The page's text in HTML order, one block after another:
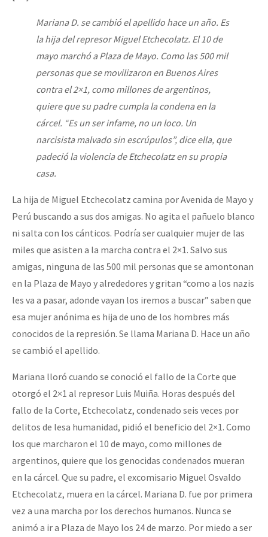
La Sexta
AutonomÍa y Resistencia
Migración
Presos
ETIQUETAS
MULTIMEDIA
Fotorreportaje
Video
Otras secciones
Semillero Guerra contra la Humanidad. (Las poblaciones y
Libros para descargar
Medios Libres
Eventos
Contacto
Dia 1: Encontro “Guerra contra a Humanidade”
[CDMX – 20 julio] Jornadas globales por la libertad de Jesús
“Sonhando a Terra do Bem Virá” se publica no Estado Espanhol
Se o México sabe, que o mundo saiba! Nossas lutas pela
[25 abr – CDMX] Tokín por el CNI: 30 años de Resistencia y
Mariana D. se cambió el apellido hace un año. Es
la hija del represor Miguel Etchecolatz. El 10 de
mayo marchó a Plaza de Mayo. Como las 500 mil
personas que se movilizaron en Buenos Aires
contra el 2×1, como millones de argentinos,
quiere que su padre cumpla la condena en la
cárcel. “Es un ser infame, no un loco. Un
narcisista malvado sin escrúpulos”, dice ella, que
padeció la violencia de Etchecolatz en su propia
casa.
La hija de Miguel Etchecolatz camina por Avenida de Mayo y
Perú buscando a sus dos amigas. No agita el pañuelo blanco
ni salta con los cánticos. Podría ser cualquier mujer de las
miles que asisten a la marcha contra el 2×1. Salvo sus
amigas, ninguna de las 500 mil personas que se amontonan
en la Plaza de Mayo y alrededores y gritan “como a los nazis
les va a pasar, adonde vayan los iremos a buscar” saben que
esa mujer anónima es hija de uno de los hombres más
conocidos de la represión. Se llama Mariana D. Hace un año
se cambió el apellido.
Mariana lloró cuando se conoció el fallo de la Corte que
otorgó el 2×1 al represor Luis Muiña. Horas después del
fallo de la Corte, Etchecolatz, condenado seis veces por
delitos de lesa humanidad, pidió el beneficio del 2×1. Como
los que marcharon el 10 de mayo, como millones de
argentinos, quiere que los genocidas condenados mueran
en la cárcel. Que su padre, el excomisario Miguel Osvaldo
Etchecolatz, muera en la cárcel. Mariana D. fue por primera
vez a una marcha por los derechos humanos. Nunca se
animó a ir a Plaza de Mayo los 24 de marzo. Por miedo a ser